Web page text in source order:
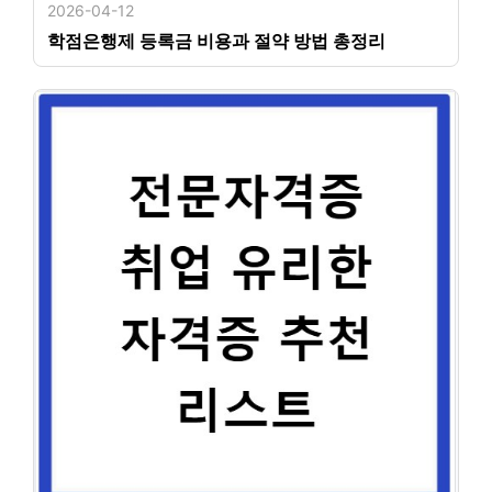
2026-04-12
학점은행제 등록금 비용과 절약 방법 총정리